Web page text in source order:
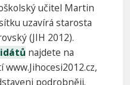
učitel Martin
uzavírá starosta
(JIH 2012).
najdete na
podrobněji.